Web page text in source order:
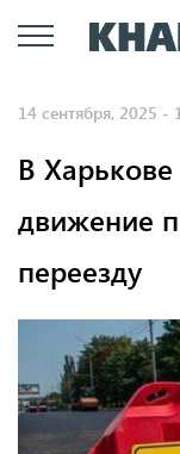
14 сентября, 2025 -
В
движение
переезду